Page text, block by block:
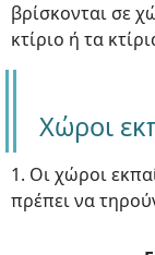
βρίσκονται σε
κτίριο ή τα
Χώροι
1. Οι χώροι
πρέπει να